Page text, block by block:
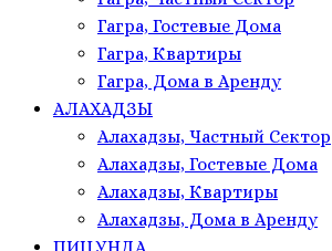
Гагра, Гостевые Дома
Гагра, Квартиры
Гагра, Дома в Аренду
АЛАХАДЗЫ
Алахадзы, Частный Сектор
Алахадзы, Гостевые Дома
Алахадзы, Квартиры
Алахадзы, Дома в Аренду